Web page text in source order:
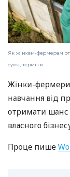
Як жінкам-фермерам
сума, терміни
Жінки-
навчання від
отримати шанс
власного
Проце пише